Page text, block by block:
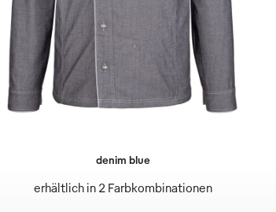
erhältlich in 2 Farbkombinationen
denim blue